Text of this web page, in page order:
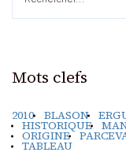
Mots clefs
2010 BLASON
HISTORIQUE
ORIGINE
TABLEAU